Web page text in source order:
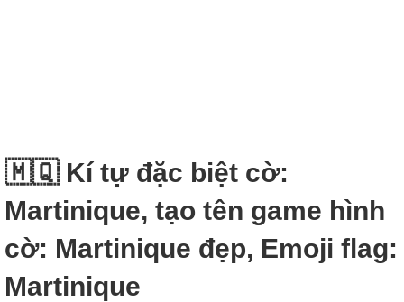
🇲🇶 Kí tự đặc biệt cờ:
Martinique, tạo tên game hình
cờ: Martinique đẹp, Emoji flag:
Martinique